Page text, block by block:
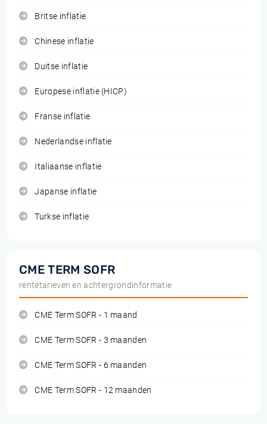
Britse inflatie
Chinese inflatie
Duitse inflatie
Europese inflatie (HICP)
Franse inflatie
Nederlandse inflatie
Italiaanse inflatie
Japanse inflatie
Turkse inflatie
CME TERM SOFR
rentetarieven en achtergrondinformatie
CME Term SOFR - 1 maand
CME Term SOFR - 3 maanden
CME Term SOFR - 6 maanden
CME Term SOFR - 12 maanden